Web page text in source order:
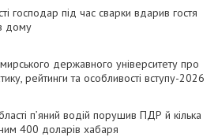
господар під час сварки вдарив гостя
дому
державного університету про
рейтинги та особливості вступу-2026
п’яний водій порушив ПДР й кілька
400 доларів хабаря